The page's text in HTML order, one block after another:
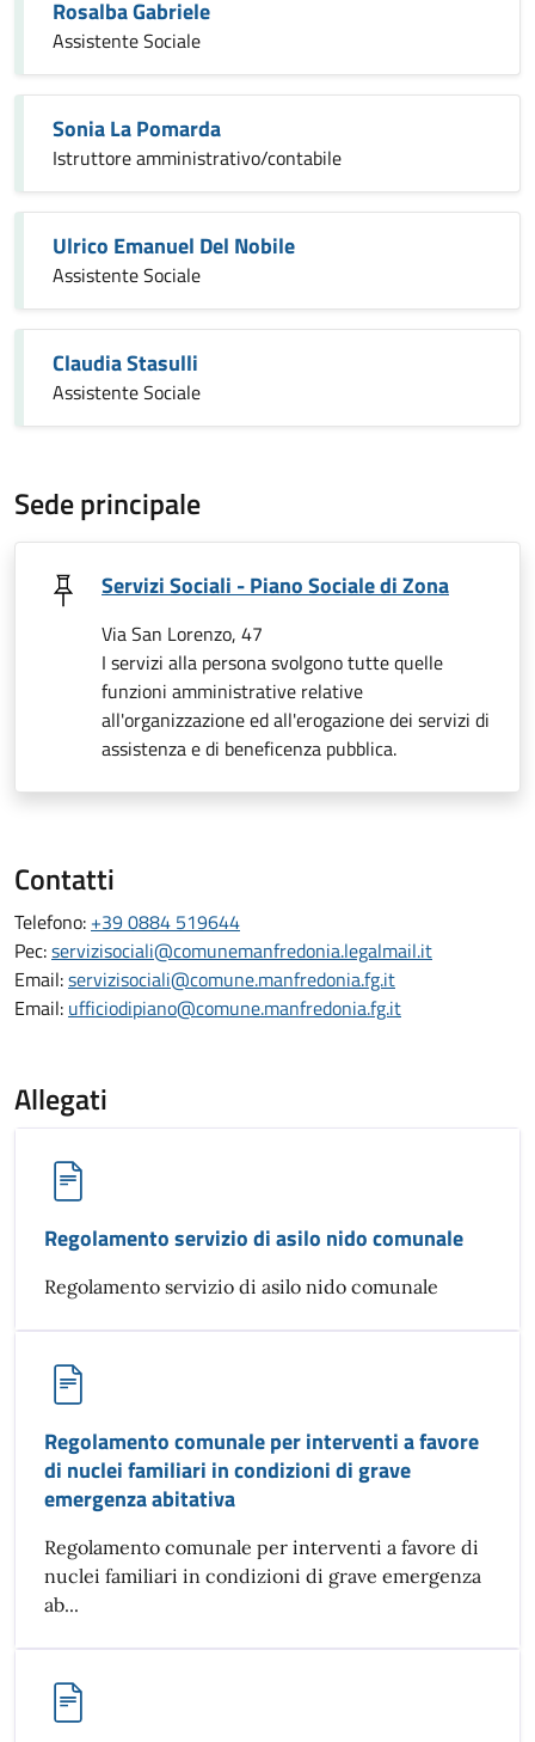
Rosalba Gabriele
Assistente Sociale
Sonia La Pomarda
Istruttore amministrativo/contabile
Ulrico Emanuel Del Nobile
Assistente Sociale
Claudia Stasulli
Assistente Sociale
Sede principale
Servizi Sociali - Piano Sociale di Zona
Via San Lorenzo, 47
I servizi alla persona svolgono tutte quelle
funzioni amministrative relative
all'organizzazione ed all'erogazione dei servizi di
assistenza e di beneficenza pubblica.
Contatti
Telefono: +39 0884 519644
Pec:servizisociali@comunemanfredonia.legalmail.it
Email:servizisociali@comune.manfredonia.fg.it
Email: ufficiodipiano@comune.manfredonia.fg.it
Allegati
Regolamento servizio di asilo nido comunale
Regolamento servizio di asilo nido comunale
Regolamento comunale per interventi a favore
di nuclei familiari in condizioni di grave
emergenza abitativa
Regolamento comunale per interventi a favore di
nuclei familiari in condizioni di grave emergenza
ab...